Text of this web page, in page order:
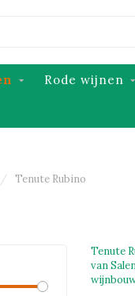
Rode wijnen
/ Tenute Rubino
Tenute
van